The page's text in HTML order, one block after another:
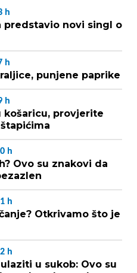
h
predstavio novi singl o
h
punjene paprike
h
košaricu, provjerite
h
Ovo su znakovi da
h
Otkrivamo što je
h
u sukob: Ovo su